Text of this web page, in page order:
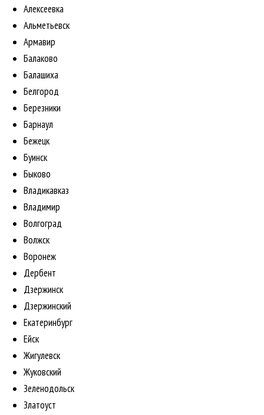
Алексеевка
Альметьевск
Армавир
Балаково
Балашиха
Белгород
Березники
Барнаул
Бежецк
Буинск
Быково
Владикавказ
Владимир
Волгоград
Волжск
Воронеж
Дербент
Дзержинск
Дзержинский
Екатеринбург
Ейск
Жигулевск
Жуковский
Зеленодольск
Златоуст